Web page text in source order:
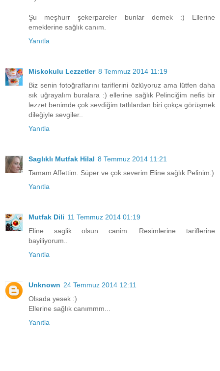
Şu meşhurr şekerpareler bunlar demek :) Ellerine
emeklerine sağlık canım.
Yanıtla
Miskokulu Lezzetler 8 Temmuz 2014 11:19
Biz senin fotoğraflarını tariflerini özlüyoruz ama lütfen daha
sık uğrayalım buralara :) ellerine sağlık Pelinciğim nefis bir
lezzet benimde çok sevdiğim tatlılardan biri çokça görüşmek
dileğiyle sevgiler..
Yanıtla
Saglıklı Mutfak Hilal 8 Temmuz 2014 11:21
Tamam Affettim. Süper ve çok severim Eline sağlık Pelinim:)
Yanıtla
Mutfak Dili 11 Temmuz 2014 01:19
Eline saglik olsun canim. Resimlerine tariflerine
bayiliyorum..
Yanıtla
Unknown 24 Temmuz 2014 12:11
Olsada yesek :)
Ellerine sağlık canımmm...
Yanıtla